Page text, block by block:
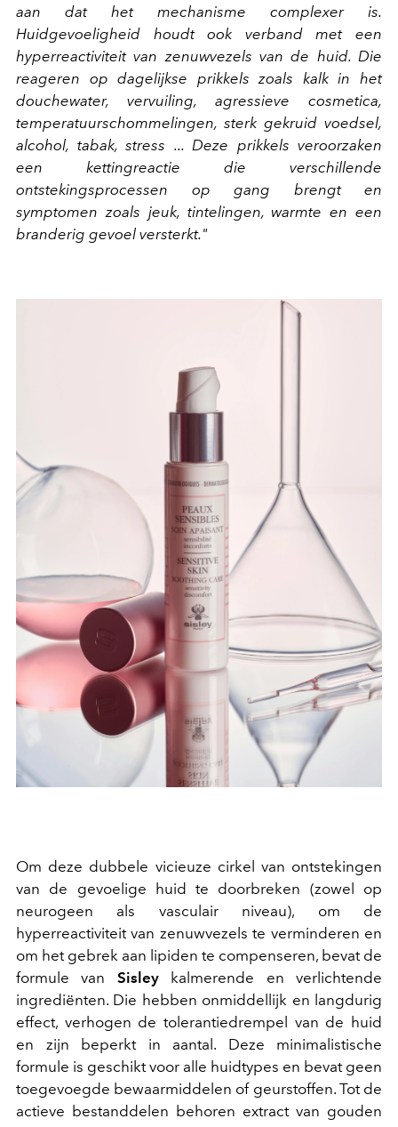
aan dat het mechanisme complexer is.
Huidgevoeligheid houdt ook verband met een
hyperreactiviteit van zenuwvezels van de huid. Die
reageren op dagelijkse prikkels zoals kalk in het
douchewater, vervuiling, agressieve cosmetica,
temperatuurschommelingen, sterk gekruid voedsel,
alcohol, tabak, stress ... Deze prikkels veroorzaken
een kettingreactie die verschillende
ontstekingsprocessen op gang brengt en
symptomen zoals jeuk, tintelingen, warmte en een
branderig gevoel versterkt."
Om deze dubbele vicieuze cirkel van ontstekingen
van de gevoelige huid te doorbreken (zowel op
neurogeen als vasculair niveau), om de
hyperreactiviteit van zenuwvezels te verminderen en
om het gebrek aan lipiden te compenseren, bevat de
formule van Sisleykalmerende en verlichtende
ingrediënten. Die hebben onmiddellijk en langdurig
effect, verhogen de tolerantiedrempel van de huid
en zijn beperkt in aantal. Deze minimalistische
formule is geschikt voor alle huidtypes en bevat geen
toegevoegde bewaarmiddelen of geurstoffen. Tot de
actieve bestanddelen behoren extract van gouden